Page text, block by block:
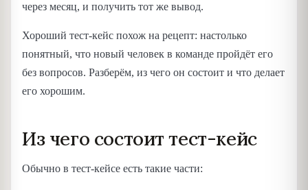
через месяц, и получить тот же вывод.
Хороший тест-кейс похож на рецепт: настолько
понятный, что новый человек в команде пройдёт его
без вопросов. Разберём, из чего он состоит и что делает
его хорошим.
Из чего состоит тест-кейс
Обычно в тест-кейсе есть такие части: